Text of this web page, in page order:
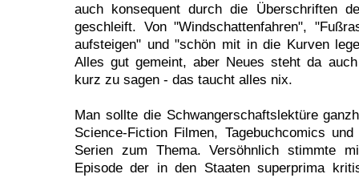
auch konsequent durch die Überschriften
geschleift. Von "Windschattenfahren",
aufsteigen" und "schön mit in die Kurven
Alles gut gemeint, aber Neues steht da
kurz zu sagen - das taucht alles nix.
Man sollte die Schwangerschaftslektüre
Science-Fiction Filmen, Tagebuchcomics
Serien zum Thema. Versöhnlich stimmte
Episode der in den Staaten superprima